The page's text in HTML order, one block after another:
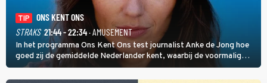
TIP
ONS KENT ONS
STRAKS 21:44 - 22:34· AMUSEMENT
In het programma Ons Kent Ons test journalist Anke de Jong hoe
goed zij de gemiddelde Nederlander kent, waarbij de voormalig
hoofdredacteur van modebladen Glamour en Elle het samen met
rapper Keizer opneemt tegen Edson da Graça en Marc-Marie